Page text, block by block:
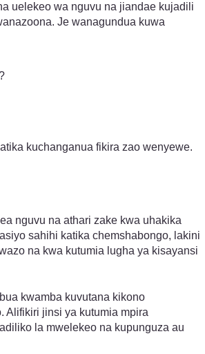
uelekeo wa nguvu na jiandae kujadili
Je wanagundua kuwa
kuchanganua fikira zao wenyewe.
nguvu na athari zake kwa uhakika
sahihi katika chemshabongo, lakini
na kwa kutumia lugha ya kisayansi
kwamba kuvutana kikono
Alifikiri jinsi ya kutumia mpira
la mwelekeo na kupunguza au